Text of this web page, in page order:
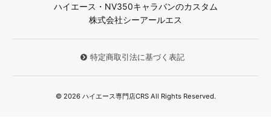
ハイエース・NV350キャラバンのカスタム
株式会社シーアールエス
特定商取引法に基づく表記
© 2026 ハイエース専門店CRS All Rights Reserved.